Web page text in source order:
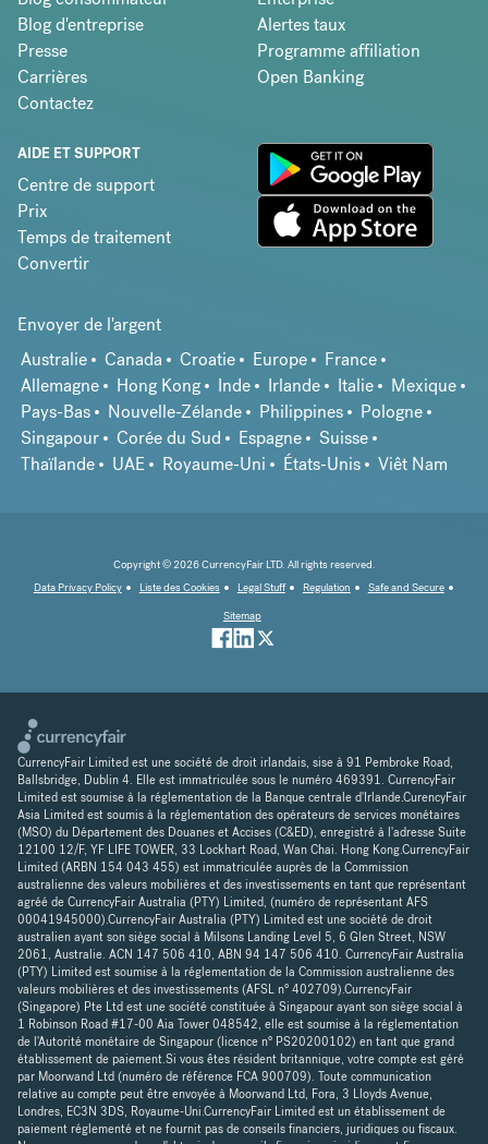
Blog d'entreprise
Presse
Carrières
Contactez
Alertes taux
Programme affiliation
Open Banking
AIDE ET SUPPORT
Centre de support
Prix
Temps de traitement
Convertir
Envoyer de l'argent
Australie
Canada Croatie Europe
France
Allemagne
Hong Kong Inde Irlande Italie
Mexique
Pays-Bas
Nouvelle-Zélande Philippines
Pologne
Singapour
Corée du Sud Espagne
Suisse
Thaïlande
UAE Royaume-Uni États-Unis Viêt Nam
Copyright © 2026 CurrencyFair LTD. All rights reserved.
Data Privacy Policy
Liste des Cookies Legal Stuff Regulation
Safe and Secure
Sitemap
CurrencyFair Limited est une société de droit irlandais, sise à 91 Pembroke Road,
Ballsbridge, Dublin 4. Elle est immatriculée sous le numéro 469391. CurrencyFair
Limited est soumise à la réglementation de la Banque centrale d'Irlande.CurencyFair
Asia Limited est soumis à la réglementation des opérateurs de services monétaires
(MSO) du Département des Douanes et Accises (C&ED), enregistré à l'adresse Suite
12100 12/F, YF LIFE TOWER, 33 Lockhart Road, Wan Chai. Hong Kong.CurrencyFair
Limited (ARBN 154 043 455) est immatriculée auprès de la Commission
australienne des valeurs mobilières et des investissements en tant que représentant
agréé de CurrencyFair Australia (PTY) Limited, (numéro de représentant AFS
00041945000).CurrencyFair Australia (PTY) Limited est une société de droit
australien ayant son siège social à Milsons Landing Level 5, 6 Glen Street, NSW
2061, Australie. ACN 147 506 410, ABN 94 147 506 410. CurrencyFair Australia
(PTY) Limited est soumise à la réglementation de la Commission australienne des
valeurs mobilières et des investissements (AFSL n° 402709).CurrencyFair
(Singapore) Pte Ltd est une société constituée à Singapour ayant son siège social à
1 Robinson Road #17-00 Aia Tower 048542, elle est soumise à la réglementation
de l'Autorité monétaire de Singapour (licence n° PS20200102) en tant que grand
établissement de paiement.Si vous êtes résident britannique, votre compte est géré
par Moorwand Ltd (numéro de référence FCA 900709). Toute communication
relative au compte peut être envoyée à Moorwand Ltd, Fora, 3 Lloyds Avenue,
Londres, EC3N 3DS, Royaume-Uni.CurrencyFair Limited est un établissement de
paiement réglementé et ne fournit pas de conseils financiers, juridiques ou fiscaux.